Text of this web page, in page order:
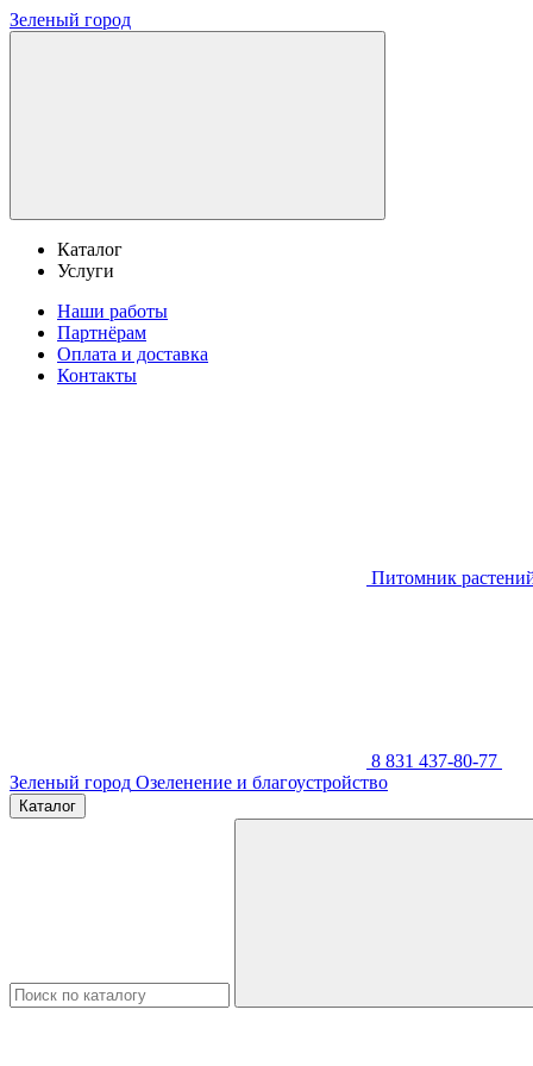
Зеленый город
Каталог
Услуги
Наши работы
Партнёрам
Оплата и доставка
Контакты
Питомник
8 831 437-80-77
Зеленый город Озеленение и благоустройство
Каталог